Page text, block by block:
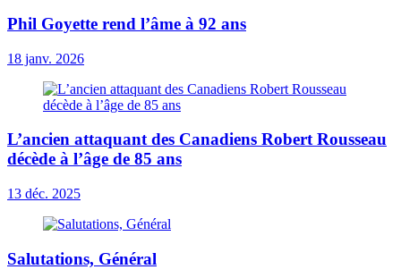
Phil Goyette rend l’âme à 92 ans
18 janv. 2026
L’ancien attaquant des Canadiens Robert Rousseau
décède à l’âge de 85 ans
13 déc. 2025
Salutations, Général